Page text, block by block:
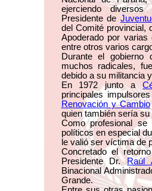
ejerciendo
Presidente de
del Comité provincial,
Apoderado por
entre otros varios
Durante el
muchos radicales,
debido a su militancia
En 1972 junto a
principales
Renovación y Cambio
quien también sería su
Como profesional
políticos en especial
le valió ser víctima de
Concretado el
Presidente Dr. Raúl
Binacional
Grande.